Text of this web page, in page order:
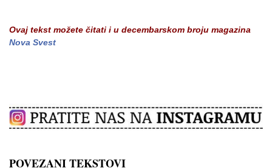
Ovaj tekst možete čitati i u decembarskom broju magazina
Nova Svest
POVEZANI TEKSTOVI